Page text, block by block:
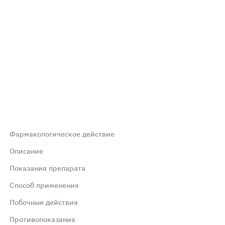
укрепляюще на пищеварительную систему,
Фармакологическое действие
Описание
Показания препарата
Способ применения
Побочные действия
Противопоказания